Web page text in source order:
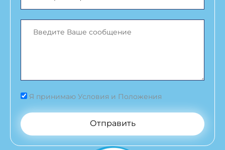
Я принимаю Условия и Положения
Отправить